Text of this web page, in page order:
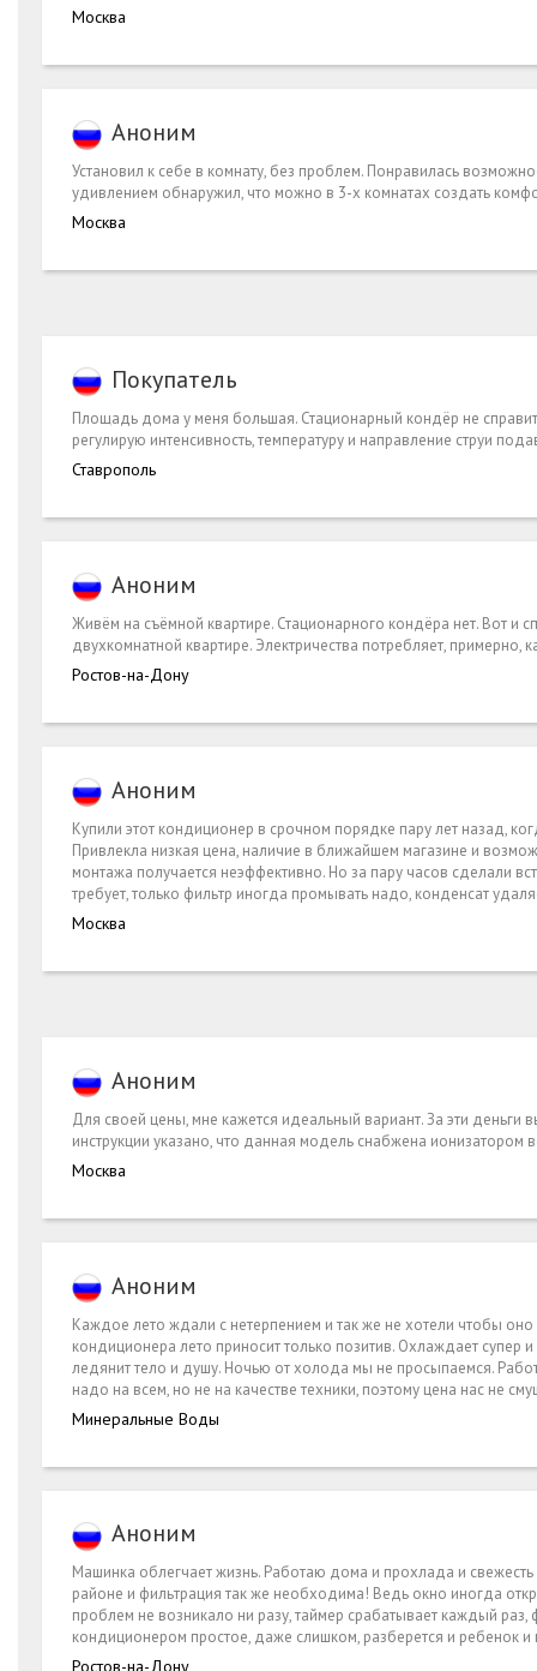
Москва
Аноним
Установил к себе в комнату, без проблем. Понравилась
удивлением обнаружил, что можно в 3-х комнатах создать
Москва
Покупатель
Площадь дома у меня большая. Стационарный кондёр не
регулирую интенсивность, температуру и направление струи
Ставрополь
Аноним
Живём на съёмной квартире. Стационарного кондёра нет. Вот и
двухкомнатной квартире. Электричества потребляет, примерно,
Ростов-на-Дону
Аноним
Купили этот кондиционер в срочном порядке пару лет назад,
Привлекла низкая цена, наличие в ближайшем магазине и
монтажа получается неэффективно. Но за пару часов сделали
требует, только фильтр иногда промывать надо, конденсат
Москва
Аноним
Для своей цены, мне кажется идеальный вариант. За эти деньги
инструкции указано, что данная модель снабжена ионизатором
Москва
Аноним
Каждое лето ждали с нетерпением и так же не хотели чтобы
кондиционера лето приносит только позитив. Охлаждает
ледянит тело и душу. Ночью от холода мы не просыпаемся.
надо на всем, но не на качестве техники, поэтому цена нас не
Минеральные Воды
Аноним
Машинка облегчает жизнь. Работаю дома и прохлада и
районе и фильтрация так же необходима! Ведь окно иногда
проблем не возникало ни разу, таймер срабатывает каждый
кондиционером простое, даже слишком, разберется и ребенок
Ростов-на-Дону